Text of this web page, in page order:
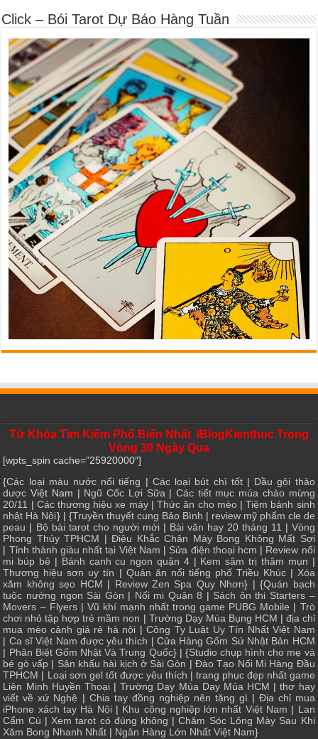
Click – Bói Tarot Dự Báo Hàng Tuần
Từ Khóa Tìm Kiếm Phổ Biến Nhất IBlogKienthuc Trong
Vòng 30 Ngày Qua
[wpts_spin cache=”25920000″]
{Các loại màu nước nổi tiếng | Các loại bút chì tốt| Dầu gội thảo
dược Việt Nam | Ngũ Cốc Lợi Sữa| Các tiết mục múa chào mừng
20/11 | Các thương hiệu xe máy|Thức ăn cho mèo|Tiệm bánh sinh
nhật Hà Nội} | {Truyền thuyết cung Bảo Bình | review mỹ phẩm cle de
peau | Bộ bài tarot cho người mới| Bài văn hay 20 tháng 11 | Vòng
Phong Thủy TPHCM |Điêu Khắc Chân Mày Bong Không Mất Sợi
| Tỉnh thành giàu nhất tại Việt Nam | Sửa điện thoại hcm | Review nối
mi búp bê | Bánh canh cu ngon quận 4| Kem sâm trị thâm mụn |
Thương hiệu sơn uy tín | Quán ăn nổi tiếng phố Triều Khúc| Xóa
xăm không sẹo HCM | Review Zen Spa Quy Nhơn} | {Quán bạch
tuộc nướng ngon Sài Gòn | Nối mi Quận 8 | Sách ôn thi Starters –
Movers – Flyers| Vũ khí mạnh nhất trong game PUBG Mobile | Trò
chơi nhỏ tập hợp trẻ mầm non | Trường Dạy Múa Bụng HCM | địa chỉ
mua mèo cảnh giá rẻ hà nội |Công Ty Luật Uy Tín Nhất Việt Nam
| Ca sĩ Việt Nam được yêu thích | Cửa Hàng Gốm Sứ Nhật Bản HCM
| Phân Biệt Gốm Nhật Và Trung Quốc} | {Studio chụp hình cho mẹ và
bé gò vấp | Sân khấu hài kịch ở Sài Gòn |Đào Tạo Nối Mi Hàng Đầu
TPHCM | Loại sơn gel tốt được yêu thích | trang phục đẹp nhất game
Liên Minh Huyền Thoại|Trường Dạy Múa Dạy Múa HCM |thơ hay
viết về xứ Nghệ | Chia tay đồng nghiệp nên tặng gì | Địa chỉ mua
iPhone xách tay Hà Nội| Khu công nghiệp lớn nhất Việt Nam | Lan
Cẩm Cù |Xem tarot có đúng không |Chăm Sóc Lông Mày Sau Khi
Xăm Bong Nhanh Nhất | Ngân Hàng Lớn Nhất Việt Nam}